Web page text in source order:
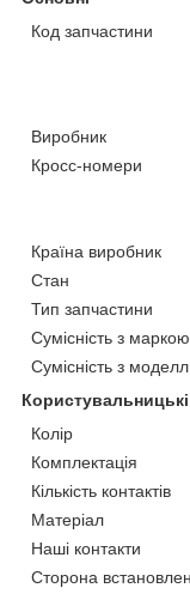
Код запчастини
Виробник
Кросс-номери
Країна виробник
Стан
Тип запчастини
Сумісність з маркою
Сумісність з
Колір
Комплектація
Кількість контактів
Матеріал
Наші контакти
Сторона